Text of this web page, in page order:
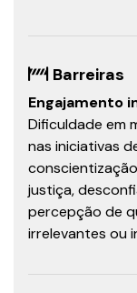
Barreiras
Engajamento
Dificuldade em
nas iniciativas
justiça,
percepção de
irrelevantes ou